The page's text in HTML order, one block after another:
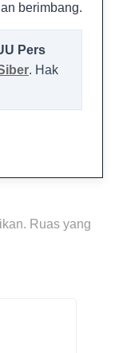
berimbang.
Pers
. Hak
Ruas yang